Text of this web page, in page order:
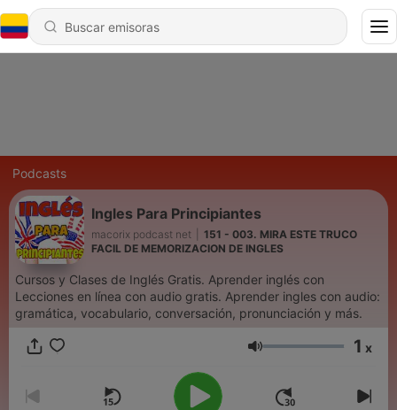
Podcasts
Ingles Para Principiantes
macorix podcast net
151 - 003. MIRA ESTE TRUCO
FACIL DE MEMORIZACION DE INGLES
Cursos y Clases de Inglés Gratis. Aprender inglés con
Lecciones en línea con audio gratis. Aprender ingles con audio:
gramática, vocabulario, conversación, pronunciación y más.
Volumen 1 x